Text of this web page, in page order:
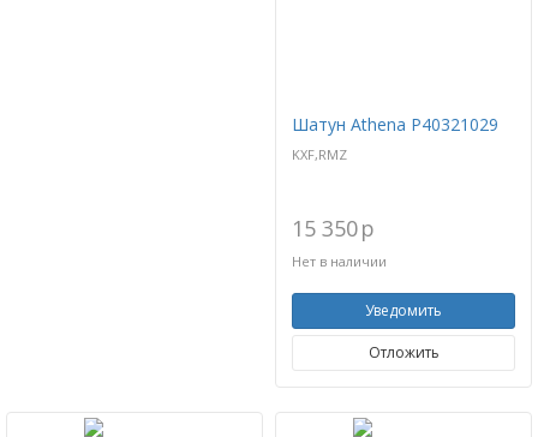
Шатун Athena P40321029
KXF,RMZ
15 350p
Нет в наличии
Уведомить
Отложить